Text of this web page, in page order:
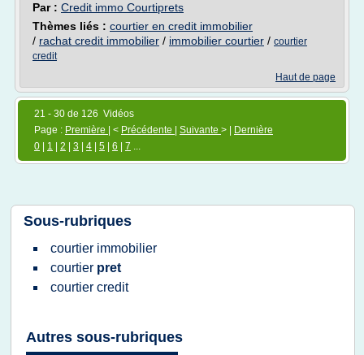
Par : Credit immo Courtiprets
Thèmes liés : courtier en credit immobilier
/ rachat credit immobilier / immobilier courtier / courtier
credit
Haut de page
21 - 30 de 126 Vidéos
Page : Première | < Précédente Suivante > |
Dernière
0
1 2 3 4 5 6 7 ...
Sous-rubriques
courtier immobilier
courtier pret
courtier credit
Autres sous-rubriques